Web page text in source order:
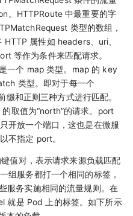
。HTTPRoute 中最重要的字
类型的数组，
属性如 headers、uri、
等作为条件来匹配请求。
一个 map 类型。map 的 key
类型。即对于每一个
和正则三种方式进行匹配。
取值为“north”的请求。port
开放一个端口，这也是在微服
不指定 port。
值对，表示请求来源负载匹配
组服务都打一个相同的标签，
服务实施相同的流量规则。在
就是 Pod 上的标签。如下所示